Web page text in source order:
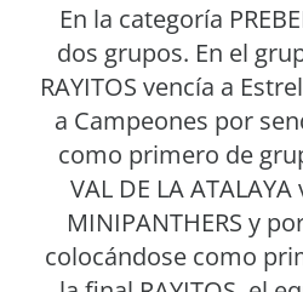
En la categoría
dos grupos. En el
RAYITOS vencía a
a Campeones por
como primero de
VAL DE LA
MINIPANTHERS y
colocándose como